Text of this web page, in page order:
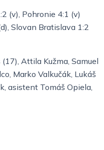
(v), Pohronie 4:1 (v)
Slovan Bratislava 1:2
Attila Kužma, Samuel
Marko Valkučák, Lukáš
asistent Tomáš Opiela,